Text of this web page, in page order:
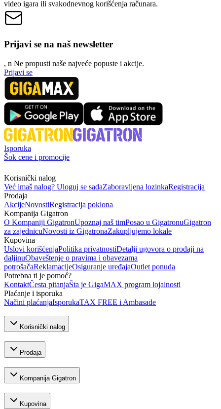
video igara ili svakodnevnog korišćenja računara.
Prijavi se na naš newsletter
, n Ne propusti naše najveće popuste i akcije.
Prijavi se
Isporuka
Šok cene i promocije
Korisnički nalog
Već imaš nalog? Uloguj se sadaZaboravljena lozinkaRegistracija
Prodaja
AkcijeNovostiRegistracija poklona
Kompanija Gigatron
O Kompaniji GigatronUpoznaj naš timPosao u GigatronuGigatron
za zajednicuNovosti iz GigatronaZakupljujemo lokale
Kupovina
Uslovi korišćenjaPolitika privatnostiDetalji ugovora o prodaji na
daljinuObaveštenje o pravima i obavezama
potrošačaReklamacijeOsiguranje uređajaOutlet ponuda
Potrebna ti je pomoć?
KontaktČesta pitanjaŠta je GigaMAX program lojalnosti
Plaćanje i isporuka
Načini plaćanjaIsporukaTAX FREE i Ambasade
Korisnički nalog
Prodaja
Kompanija Gigatron
Kupovina